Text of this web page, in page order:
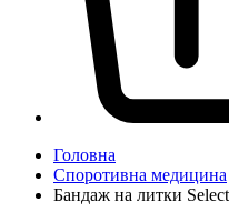
Головна
Споротивна медицина
Бандаж на литки